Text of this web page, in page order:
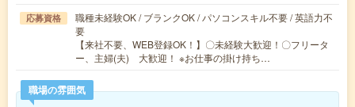
応募資格
職種未経験OK / ブランクOK / パソコンスキル不要 / 英語力不
要
【来社不要、WEB登録OK！】〇未経験大歓迎！〇フリータ
ー、主婦(夫) 大歓迎！ ※お仕事の掛け持ち…
職場の雰囲気